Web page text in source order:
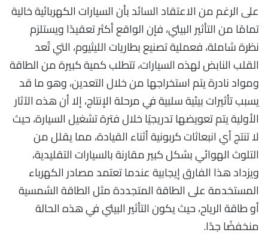
على الرغم من الاعتقاد السائد بأن السيارات الكهربائية خالية
تمامًا من التأثير البيئي، فإن الواقع أكثر تعقيدًا ويستلزم
نظرة شاملة، فعملية تصنيع بطاريات الليثيوم، التي تُعد
القلب النابض لهذه السيارات، تتطلب كمية كبيرة من الطاقة
ومواد نادرة يتم استخراجها من خلال التعدين، وهو ما قد
يسبب تأثيرات بيئية سلبية في مرحلة الإنتاج، إلا أن هذه الآثار
الأولية يتم تعويضها تدريجيًا خلال فترة تشغيل السيارة، حيث
لا تنتج أي انبعاثات كربونية أثناء القيادة، مما يقلل من
التلوث الهوائي بشكل كبير مقارنة بالسيارات التقليدية،
ويزداد هذا الفارق إيجابية عندما تعتمد مصادر الكهرباء
المستخدمة على الطاقة المتجددة مثل الطاقة الشمسية
أو طاقة الرياح، حيث يكون التأثير البيئي في هذه الحالة
منخفضًا جدًا.